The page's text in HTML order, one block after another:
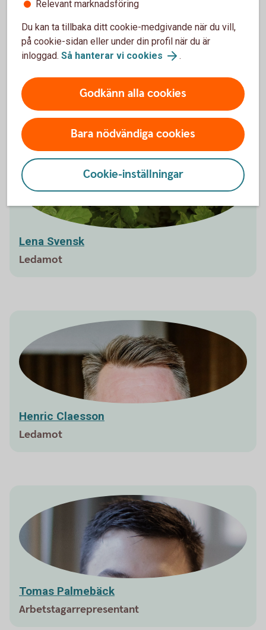
Vice ordförande
Lena Svensk
Ledamot
Henric Claesson
Ledamot
Tomas Palmebäck
Arbetstagarrepresentant
Relevant marknadsföring
Du kan ta tillbaka ditt cookie-medgivande när du vill,
på cookie-sidan eller under din profil när du är
inloggad. Så hanterar vi cookies .
Godkänn alla cookies
Bara nödvändiga cookies
Cookie-inställningar